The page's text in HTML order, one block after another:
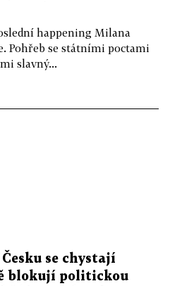
happening Milana
Pohřeb se státními poctami
slavný...
se chystají
blokují politickou